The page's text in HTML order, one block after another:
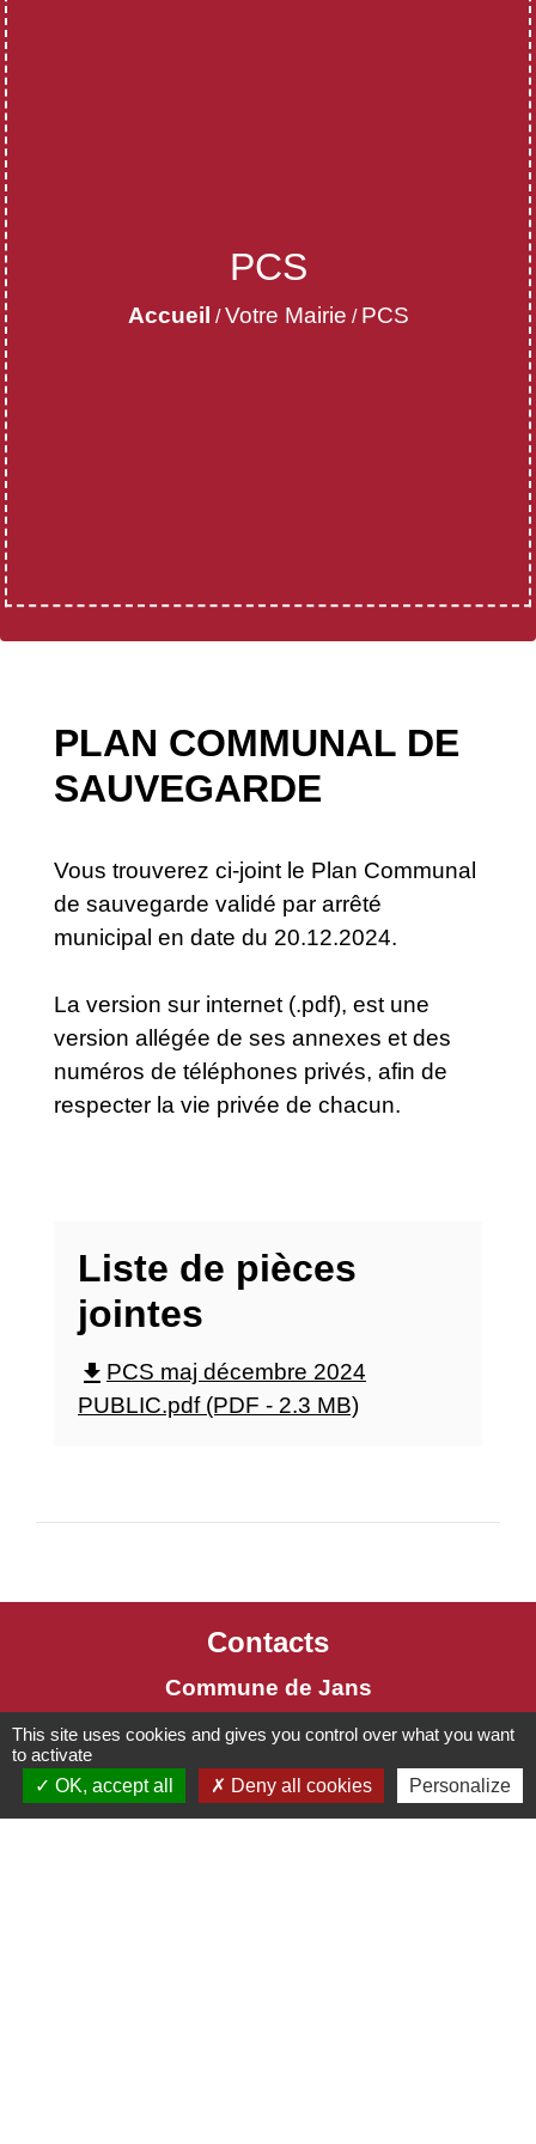
PCS
Accueil /Votre Mairie / PCS
PLAN COMMUNAL DE
SAUVEGARDE
Vous trouverez ci-joint le Plan Communal
de sauvegarde validé par arrêté
municipal en date du 20.12.2024.
La version sur internet (.pdf), est une
version allégée de ses annexes et des
numéros de téléphones privés, afin de
respecter la vie privée de chacun.
Liste de pièces
jointes
file_download PCS maj décembre 2024
PUBLIC.pdf (PDF - 2.3 MB)
Contacts
Commune de Jans
8 place de l'Eglise
This site uses cookies and gives you control over what you want
to activate
OK, accept all
Deny all cookies Personalize